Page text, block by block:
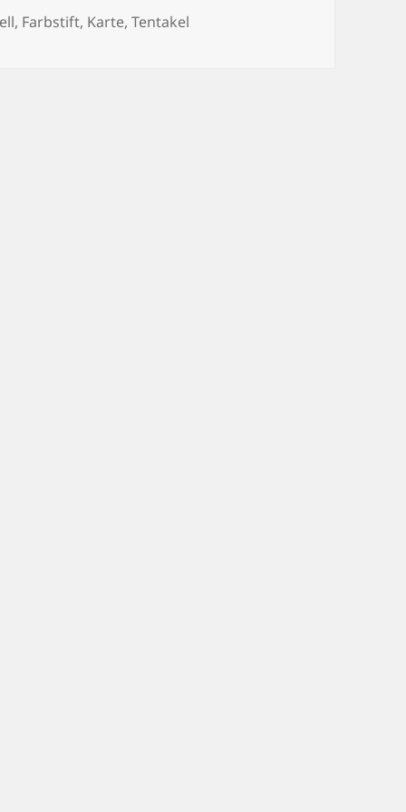
, Farbstift, Karte,Tentakel